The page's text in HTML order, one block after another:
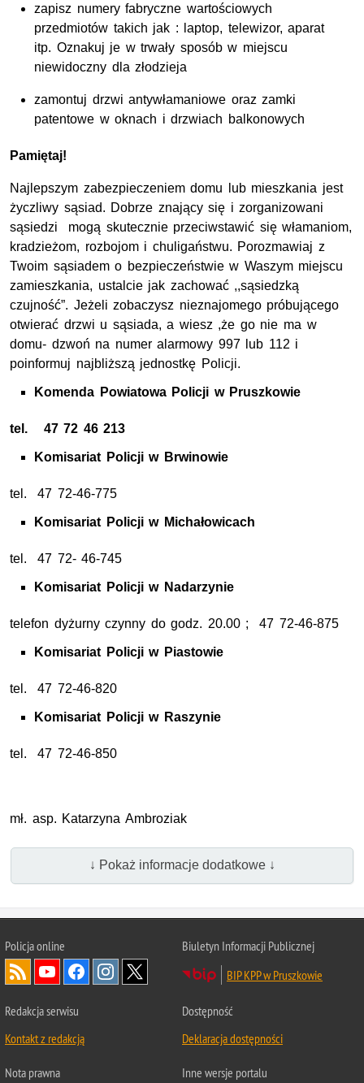
zapisz numery fabryczne wartościowych
przedmiotów takich jak : laptop, telewizor, aparat
itp. Oznakuj je w trwały sposób w miejscu
niewidoczny dla złodzieja
zamontuj drzwi antywłamaniowe oraz zamki
patentowe w oknach i drzwiach balkonowych
Pamiętaj!
Najlepszym zabezpieczeniem domu lub mieszkania jest
życzliwy sąsiad. Dobrze znający się i zorganizowani
sąsiedzi mogą skutecznie przeciwstawić się włamaniom,
kradzieżom, rozbojom i chuligaństwu. Porozmawiaj z
Twoim sąsiadem o bezpieczeństwie w Waszym miejscu
zamieszkania, ustalcie jak zachować ,,sąsiedzką
czujność”. Jeżeli zobaczysz nieznajomego próbującego
otwierać drzwi u sąsiada, a wiesz ,że go nie ma w
domu- dzwoń na numer alarmowy 997 lub 112 i
poinformuj najbliższą jednostkę Policji.
Komenda Powiatowa Policji w Pruszkowie
tel. 47 72 46 213
Komisariat Policji w Brwinowie
tel. 47 72-46-775
Komisariat Policji w Michałowicach
tel. 47 72- 46-745
Komisariat Policji w Nadarzynie
telefon dyżurny czynny do godz. 20.00 ; 47 72-46-875
Komisariat Policji w Piastowie
tel. 47 72-46-820
Komisariat Policji w Raszynie
tel. 47 72-46-850
mł. asp. Katarzyna Ambroziak
↓ Pokaż informacje dodatkowe ↓
Policja online
Biuletyn Informacji Publicznej
BIP KPP w Pruszkowie
Redakcja serwisu
Kontakt z redakcją
Dostępność
Deklaracja dostępności
Nota prawna Inne wersje portalu